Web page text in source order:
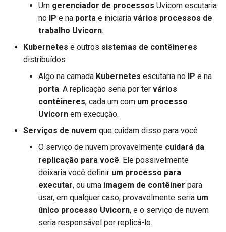
Um gerenciador de processos Uvicorn escutaria
no IP e na porta e iniciaria vários processos de
trabalho Uvicorn.
Kubernetes e outros sistemas de contêineres
distribuídos
Algo na camada Kubernetes escutaria no IP e na
porta. A replicação seria por ter vários
contêineres, cada um com um processo
Uvicorn em execução.
Serviços de nuvem que cuidam disso para você
O serviço de nuvem provavelmente cuidará da
replicação para você. Ele possivelmente
deixaria você definir um processo para
executar, ou uma imagem de contêiner para
usar, em qualquer caso, provavelmente seria um
único processo Uvicorn, e o serviço de nuvem
seria responsável por replicá-lo.